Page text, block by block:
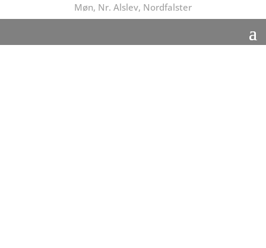
Møn, Nr. Alslev, Nordfalster